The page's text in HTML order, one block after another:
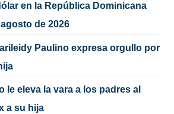
en la República Dominicana
de 2026
Paulino expresa orgullo por
le eleva la vara a los padres al
a su hija